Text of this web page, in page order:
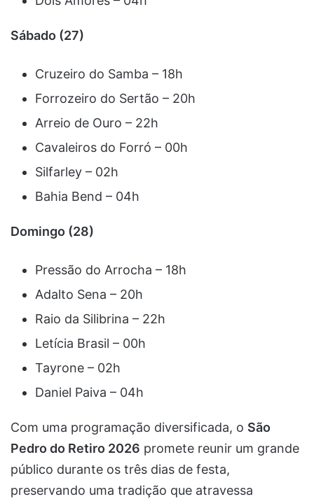
Sábado (27)
Cruzeiro do Samba – 18h
Forrozeiro do Sertão – 20h
Arreio de Ouro – 22h
Cavaleiros do Forró – 00h
Silfarley – 02h
Bahia Bend – 04h
Domingo (28)
Pressão do Arrocha – 18h
Adalto Sena – 20h
Raio da Silibrina – 22h
Letícia Brasil – 00h
Tayrone – 02h
Daniel Paiva – 04h
Com uma programação diversificada, o São
Pedro do Retiro 2026 promete reunir um grande
público durante os três dias de festa,
preservando uma tradição que atravessa